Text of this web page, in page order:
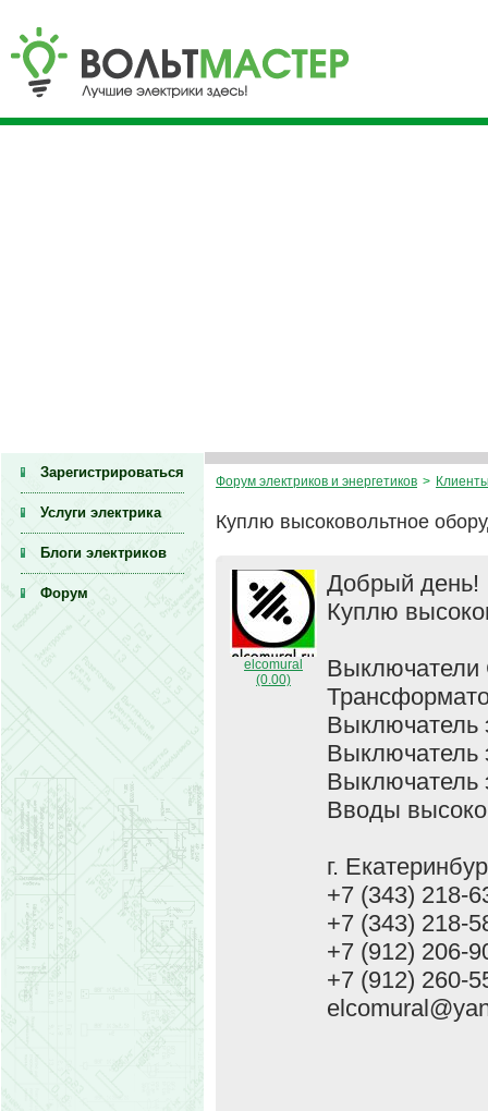
Зарегистрироваться
Услуги электрика
Блоги электриков
Форум
Форум электриков и энергетиков >
Куплю высоковольтное
elcomural
(0.00)
Добрый день!
Куплю
Выключатель
Выключатель
Выключатель
Вводы
г.
+7 (343) 218-
+7 (343) 218-
+7 (912) 206-
+7 (912) 260-